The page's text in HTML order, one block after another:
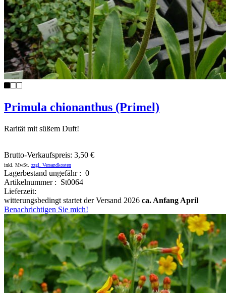
Primula chionanthus (Primel)
Rarität mit süßem Duft!
Brutto-Verkaufspreis: 3,50 €
inkl. MwSt. zzgl. Versandkosten
Lagerbestand ungefähr : 0
Artikelnummer : St0064
Lieferzeit:
witterungsbedingt startet der Versand 2026 ca. Anfang April
Benachrichtigen Sie mich!